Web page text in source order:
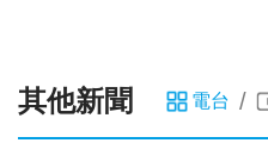
其他新聞 電台 /